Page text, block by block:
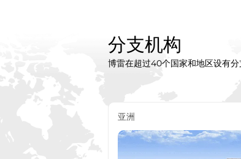
分支机构
博雷在超过40个国家和地区设有分
亚洲